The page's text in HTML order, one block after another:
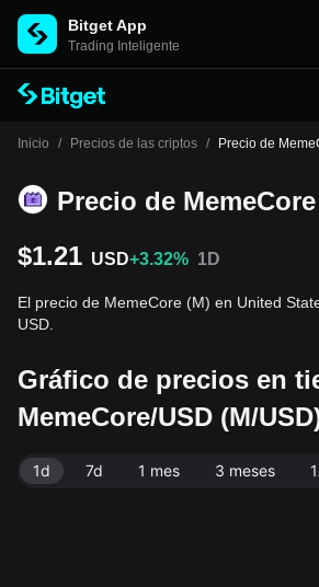
Bitget App
Trading Inteligente
Inicio / Precios de las criptos / Precio de
Precio de MemeCore
$1.21 USD+3.32% 1D
El precio de MemeCore (M) en United
USD.
Gráfico de precios en
MemeCore/USD (M/
1d 7d 1 mes 3 meses